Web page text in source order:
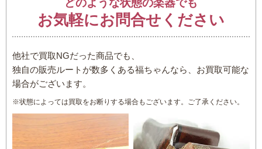
どのような状態の楽器でも
お気軽にお問合せください
他社で買取NGだった商品でも、
独自の販売ルートが数多くある福ちゃんなら、お買取可能な
場合がございます。
※状態によっては買取をお断りする場合もございます。ご了承ください。